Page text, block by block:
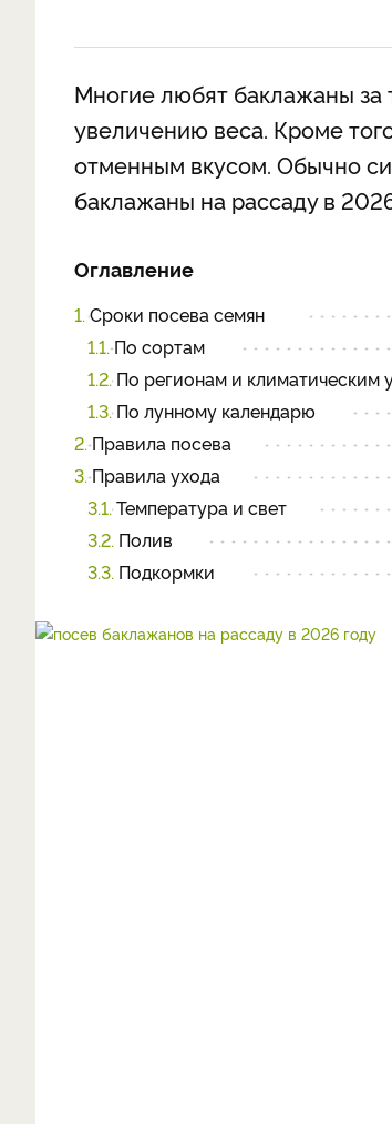
Многие любят баклажаны за
увеличению веса. Кроме
отменным вкусом. Обычно
баклажаны на рассаду в
Оглавление
1. Сроки посева семян
1.1. По сортам
1.2. По регионам и климатическим
1.3. По лунному календарю
2. Правила посева
3. Правила ухода
3.1. Температура и свет
3.2. Полив
3.3. Подкормки